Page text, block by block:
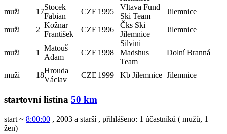
muži 17
Stocek
Fabian
CZE 1995
Vltava Fund
Ski Team
Jilemnice
muži 2
Kožnar
František
CZE 1996
Čks Ski
Jilemnice
Jilemnice
muži 1
Matouš
Adam
CZE 1998
Silvini
Madshus
Team
Dolní Branná
muži 18
Hrouda
Václav
CZE 1999 Kb Jilemnice Jilemnice
startovní listina 50 km
start ~ 8:00:00 , 2003 a starší, přihlášeno: 1 účastníků ( mužů, 1
žen)